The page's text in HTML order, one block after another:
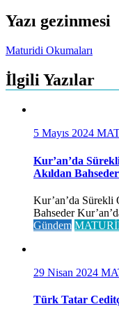
Yazı gezinmesi
Maturidi Okumaları
İlgili Yazılar
5 Mayıs 2024
Kur’an’da
Akıldan Bahseder
Kur’an’da Sürekli
Bahseder
Gündem
29 Nisan 2024
Türk Tatar